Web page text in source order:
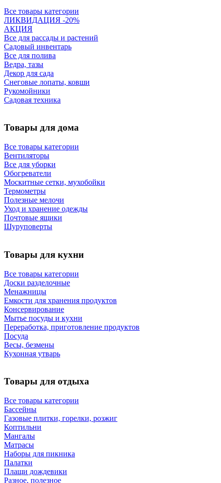
Все товары категории
ЛИКВИДАЦИЯ -20%
АКЦИЯ
Все для рассады и растений
Садовый инвентарь
Все для полива
Ведра, тазы
Декор для сада
Снеговые лопаты, ковши
Рукомойники
Садовая техника
Товары для дома
Все товары категории
Вентиляторы
Все для уборки
Обогреватели
Москитные сетки, мухобойки
Термометры
Полезные мелочи
Уход и хранение одежды
Почтовые ящики
Шуруповерты
Товары для кухни
Все товары категории
Доски разделочные
Менажницы
Емкости для хранения продуктов
Консервирование
Мытье посуды и кухни
Переработка, приготовление продуктов
Посуда
Весы, безмены
Кухонная утварь
Товары для отдыха
Все товары категории
Бассейны
Газовые плитки, горелки, розжиг
Коптильни
Мангалы
Матрасы
Наборы для пикника
Палатки
Плащи дождевики
Разное, полезное